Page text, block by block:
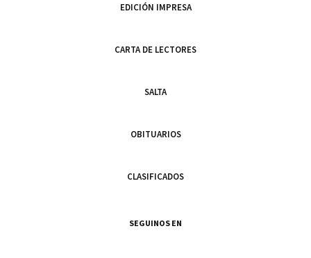
EDICIÓN IMPRESA
CARTA DE LECTORES
SALTA
OBITUARIOS
CLASIFICADOS
SEGUINOS EN